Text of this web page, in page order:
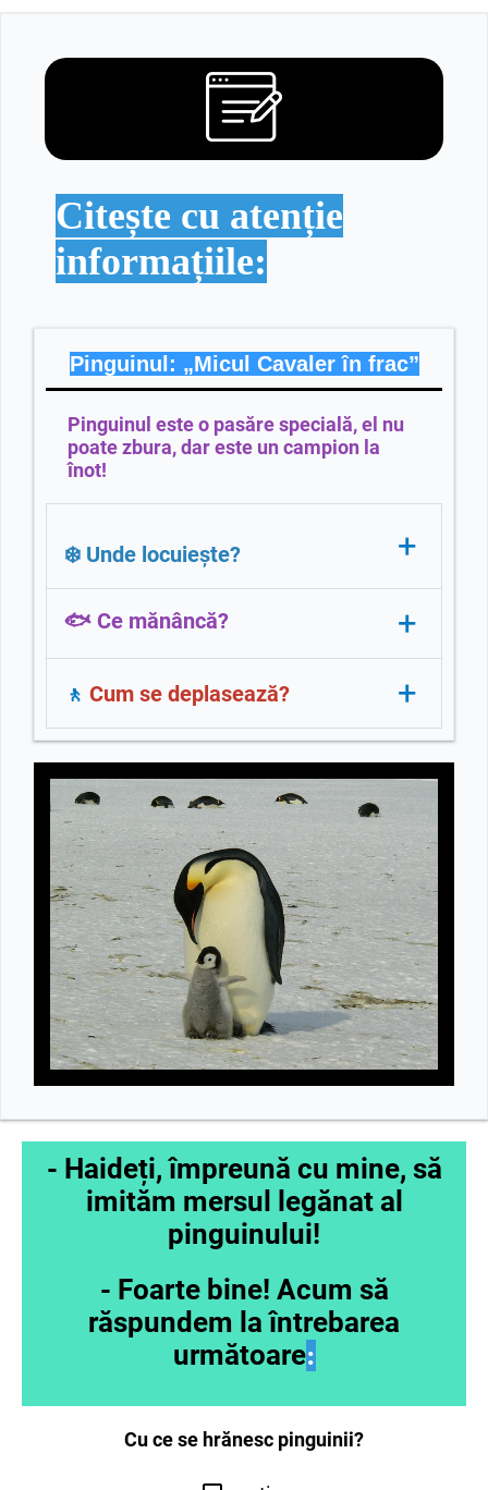
Citește cu atenție
informațiile:
Pinguinul: „Micul Cavaler în frac”
Pinguinul este o pasăre specială, el nu
poate zbura, dar este un campion la
înot!
❄️ Unde locuiește? +
Pinguinii trăiesc Polul Sud.
🐟 Ce mănâncă? +
Pinguinii sunt pescari iscusiți!
Mănâncă pești mici, calmari și krill.
🚶 Cum se deplasează? +
se aruncă pe burtă și alunecă ca o
săniuță!
- Haideți, împreună cu mine, să
imităm mersul legănat al
pinguinului!
- Foarte bine! Acum să
răspundem la întrebarea
următoare:
Cu ce se hrănesc pinguinii?